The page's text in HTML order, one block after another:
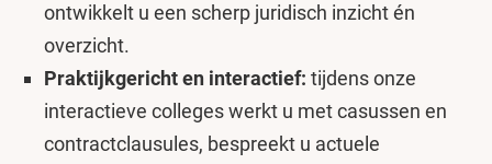
ontwikkelt u een scherp juridisch inzicht én
overzicht.
Praktijkgericht en interactief: tijdens onze
interactieve colleges werkt u met casussen en
contractclausules, bespreekt u actuele